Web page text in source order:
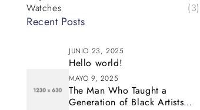
Watches
(3)
Recent Posts
JUNIO 23, 2025
Hello world!
MAYO 9, 2025
The Man Who Taught a
Generation of Black Artists